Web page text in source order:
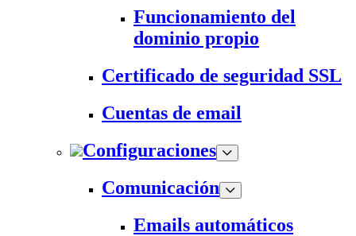
Funcionamiento del
dominio propio
Certificado de seguridad SSL
Cuentas de email
Configuraciones
Comunicación
Emails automáticos